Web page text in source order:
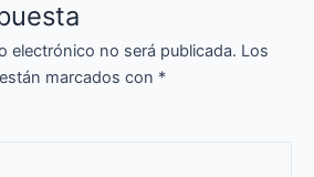
electrónico no será publicada. Los
marcados con *